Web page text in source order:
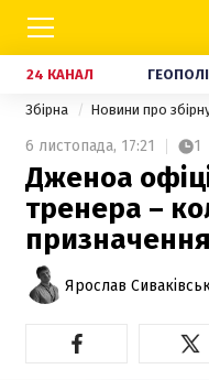
24 КАНАЛ
Збірна Новини про
6 листопада, 17:21 1
Дженоа
тренера –
Ярослав